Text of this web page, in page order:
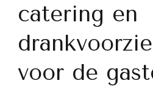
catering en
voor de